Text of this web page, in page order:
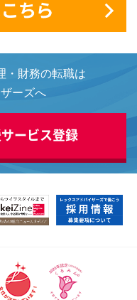
・財務の転職は
ーズへ
ービス登録